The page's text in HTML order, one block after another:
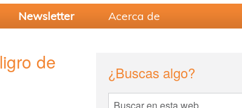
Newsletter Acerca de
de
Sidebar
¿Buscas algo?
Buscar